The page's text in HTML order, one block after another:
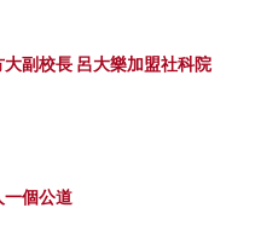
副校長 呂大樂加盟社科院
一個公道